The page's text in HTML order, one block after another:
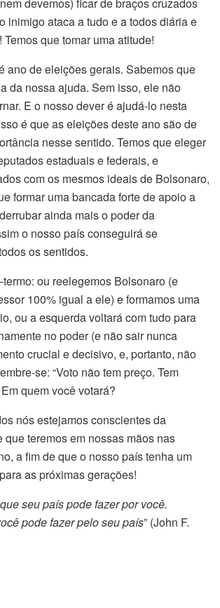
inimigo ataca a tudo e a todos diária e
que tomar uma atitude!
ano de eleições gerais. Sabemos que
da nossa ajuda. Sem isso, ele não
E o nosso dever é ajudá-lo nesta
é que as eleições deste ano são de
nesse sentido. Temos que eleger
estaduais e federais, e
com os mesmos ideais de Bolsonaro,
formar uma bancada forte de apoio a
ainda mais o poder da
o nosso país conseguirá se
os sentidos.
ou reelegemos Bolsonaro (e
100% igual a ele) e formamos uma
ou a esquerda voltará com tudo para
no poder (e não sair nunca
crucial e decisivo, e, portanto, não
se: “Voto não tem preço. Tem
quem você votará?
nós estejamos conscientes da
que teremos em nossas mãos nas
a fim de que o nosso país tenha um
as próximas gerações!
seu país pode fazer por você.
pode fazer pelo seu país” (John F.